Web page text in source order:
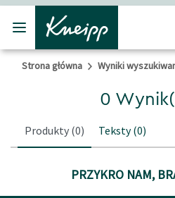
Przejdź do głównego menu
Przejdź do stopki
Strona główna Wyniki
0
Produkty (0) Teksty(0)
PRZYKRO NAM,